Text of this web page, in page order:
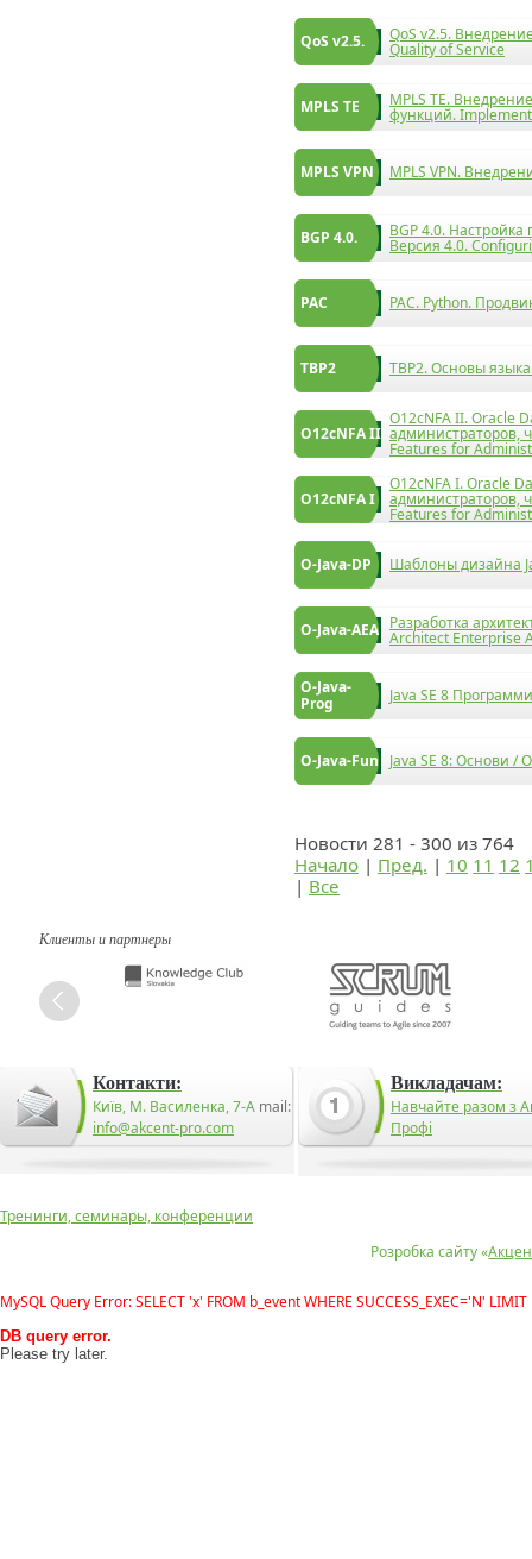
QoS v2.5. QoS v2.5.
Quality of Service
MPLS TЕ MPLS TЕ.
функций.
MPLS VPN MPLS VPN.
BGP 4.0. BGP 4.0. Настройка
Версия 4.0.
PAC PAC. Python.
TBP2 TBP2. Основы
O12cNFA II
O12cNFA II. Oracle
администраторов,
Features for
O12cNFA I
O12cNFA I. Oracle
администраторов,
Features for
O-Java-DP Шаблоны дизайна
O-Java-AEA Разработка
Architect Enterprise
O-Java-
Prog
Java SE 8
O-Java-Fun Java SE 8: Основи /
Новости 281 - 300 из 764
Начало | Пред. | 10 11 12
| Все
Клиенты и партнеры
Контакти:
Київ, М. Василенка, 7-А mail:
info@akcent-pro.com
Викладачам:
Навчайте разом з
Профі
Розробка сайту «
Тренинги, семинары, конференции
MySQL Query Error: SELECT 'x' FROM b_event WHERE SUCCESS_EXEC='N' LIMIT
DB query error.
Please try later.